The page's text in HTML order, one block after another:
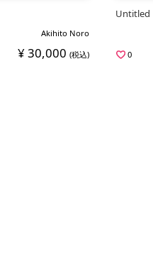
Akihito Noro
¥ 30,000(税込)
Untitled
0